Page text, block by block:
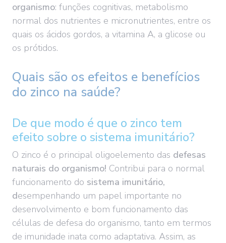
organismo: funções cognitivas, metabolismo
normal dos nutrientes e micronutrientes, entre os
quais os ácidos gordos, a vitamina A, a glicose ou
os prótidos.
Quais são os efeitos e benefícios
do zinco na saúde?
De que modo é que o zinco tem
efeito sobre o sistema imunitário?
O zinco é o principal oligoelemento das defesas
naturais do organismo! Contribui para o normal
funcionamento do sistema imunitário,
desempenhando um papel importante no
desenvolvimento e bom funcionamento das
células de defesa do organismo, tanto em termos
de imunidade inata como adaptativa. Assim, as